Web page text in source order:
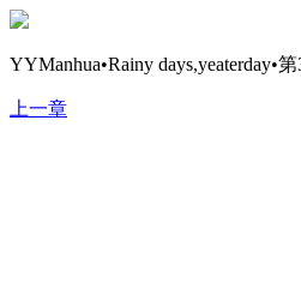
YYManhua•Rainy days,yeaterday•
上一章